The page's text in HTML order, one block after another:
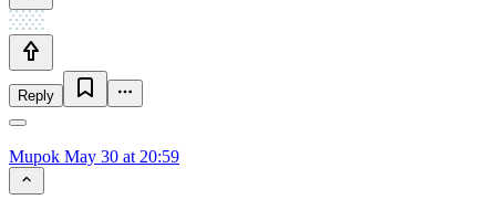
Reply
Mupok May 30 at 20:59